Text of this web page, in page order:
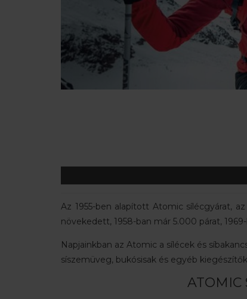
Az 1955-ben alapított Atomic sílécgyárat,
növekedett, 1958-ban már 5.000 párat,
Napjainkban az Atomic a sílécek és
síszemüveg, bukósisak és egyéb
ATOMIC